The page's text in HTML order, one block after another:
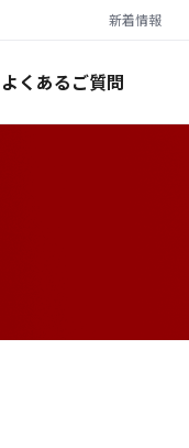
新着情報
よくあるご質問